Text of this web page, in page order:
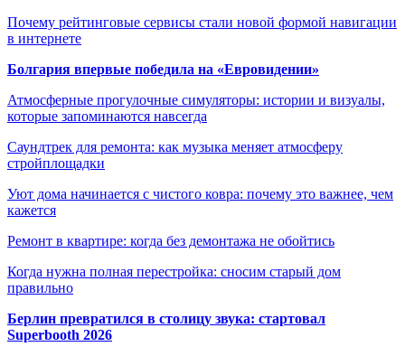
Почему рейтинговые сервисы стали новой формой навигации
в интернете
Болгария впервые победила на «Евровидении»
Атмосферные прогулочные симуляторы: истории и визуалы,
которые запоминаются навсегда
Саундтрек для ремонта: как музыка меняет атмосферу
стройплощадки
Уют дома начинается с чистого ковра: почему это важнее, чем
кажется
Ремонт в квартире: когда без демонтажа не обойтись
Когда нужна полная перестройка: сносим старый дом
правильно
Берлин превратился в столицу звука: стартовал
Superbooth 2026